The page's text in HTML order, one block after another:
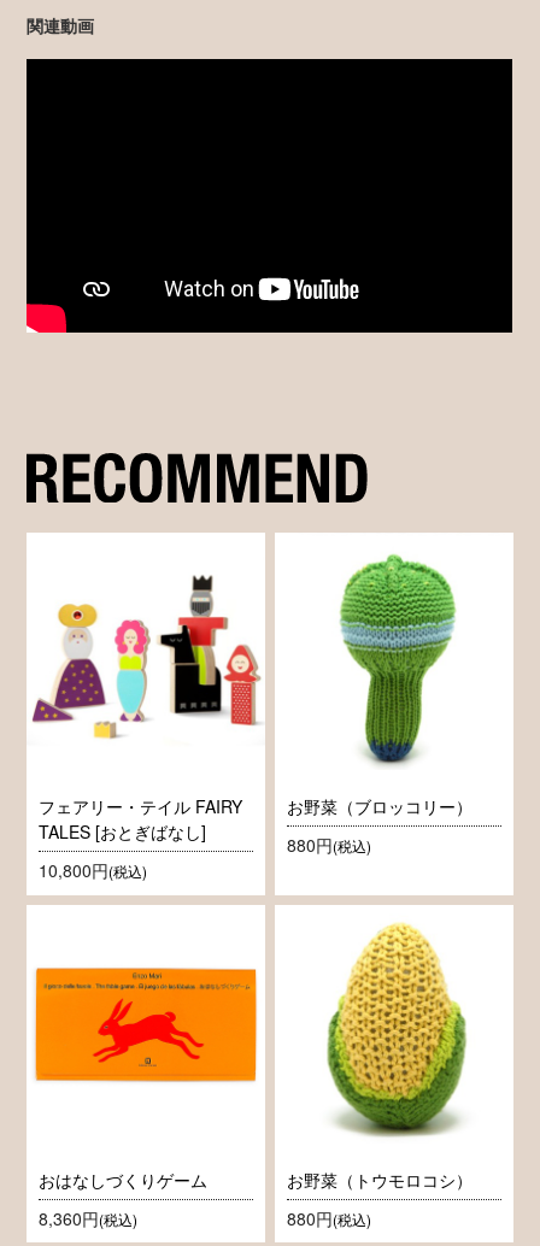
関連動画
フェアリー・テイル FAIRY
TALES [おとぎばなし]
10,800円(税込)
お野菜（ブロッコリー）
880円(税込)
おはなしづくりゲーム
8,360円(税込)
お野菜（トウモロコシ）
880円(税込)